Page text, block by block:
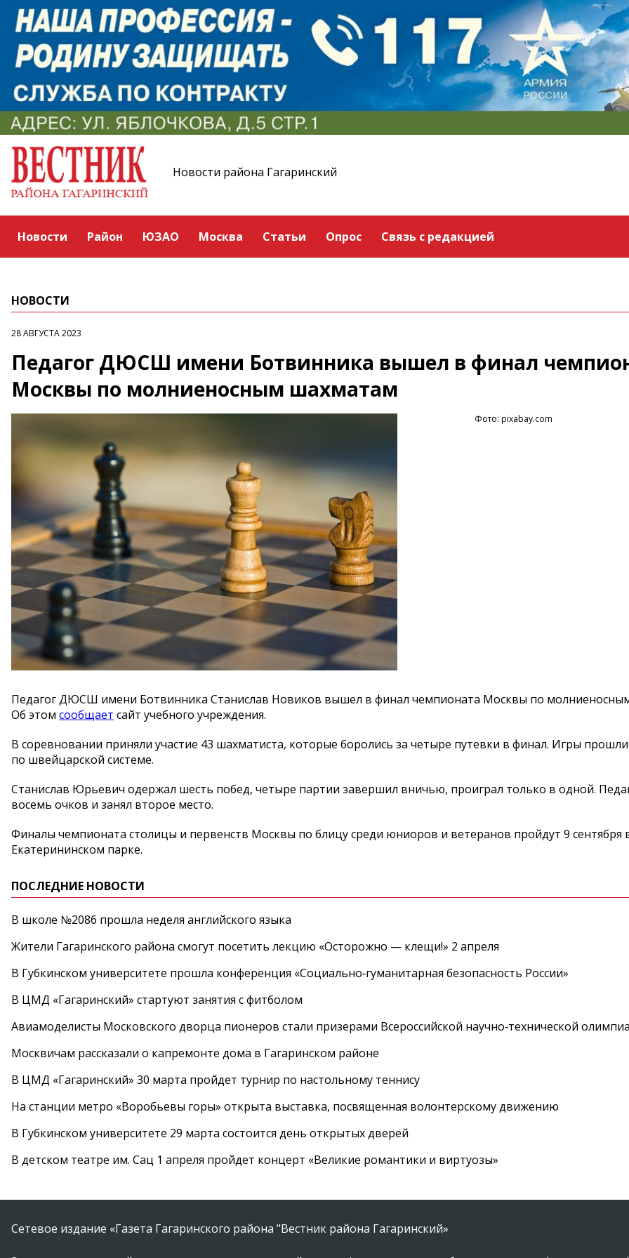
Новости района Гагаринский
Новости Район ЮЗАО Москва Статьи Опрос Связь с редакцией
НОВОСТИ
28 АВГУСТА 2023
Педагог ДЮСШ имени Ботвинника вышел в финал
Москвы по молниеносным шахматам
Фото: pixabay.com
Педагог ДЮСШ имени Ботвинника Станислав Новиков вышел в финал чемпионата Москвы по
Об этом сообщает сайт учебного учреждения.
В соревновании приняли участие 43 шахматиста, которые боролись за четыре путевки в финал. Игры
по швейцарской системе.
Станислав Юрьевич одержал шесть побед, четыре партии завершил вничью, проиграл только в одной.
восемь очков и занял второе место.
Финалы чемпионата столицы и первенств Москвы по блицу среди юниоров и ветеранов пройдут 9 сентября
Екатерининском парке.
ПОСЛЕДНИЕ НОВОСТИ
В школе №2086 прошла неделя английского языка
Жители Гагаринского района смогут посетить лекцию «Осторожно — клещи!» 2 апреля
В Губкинском университете прошла конференция «Социально‑гуманитарная безопасность России»
В ЦМД «Гагаринский» стартуют занятия с фитболом
Авиамоделисты Московского дворца пионеров стали призерами Всероссийской научно‑технической
Москвичам рассказали о капремонте дома в Гагаринском районе
В ЦМД «Гагаринский» 30 марта пройдет турнир по настольному теннису
На станции метро «Воробьевы горы» открыта выставка, посвященная волонтерскому движению
В Губкинском университете 29 марта состоится день открытых дверей
В детском театре им. Сац 1 апреля пройдет концерт «Великие романтики и виртуозы»
Сетевое издание «Газета Гагаринского района "Вестник района Гагаринский»